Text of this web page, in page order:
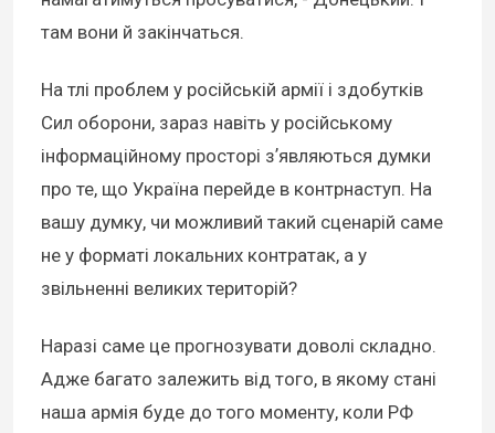
там вони й закінчаться.
На тлі проблем у російській армії і здобутків
Сил оборони, зараз навіть у російському
інформаційному просторі зʼявляються думки
про те, що Україна перейде в контрнаступ. На
вашу думку, чи можливий такий сценарій саме
не у форматі локальних контратак, а у
звільненні великих територій?
Наразі саме це прогнозувати доволі складно.
Адже багато залежить від того, в якому стані
наша армія буде до того моменту, коли РФ